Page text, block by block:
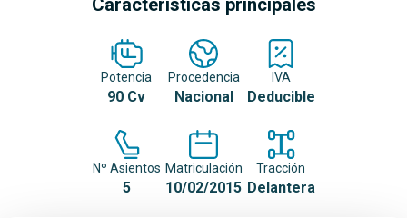
Características principales
Potencia
90 Cv
Procedencia
Nacional
IVA
Deducible
Nº Asientos
5
Matriculación
10/02/2015
Tracción
Delantera